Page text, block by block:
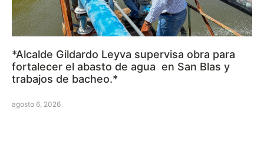
*Alcalde Gildardo Leyva supervisa obra para
fortalecer el abasto de agua en San Blas y
trabajos de bacheo.*
agosto 6, 2026